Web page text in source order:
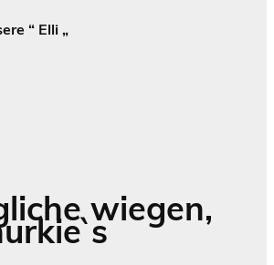
“ Elli„
wiegen,